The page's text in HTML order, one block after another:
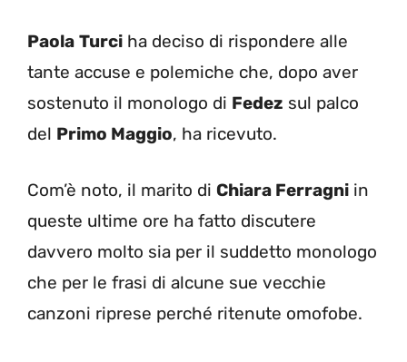
Paola Turci ha deciso di rispondere alle
tante accuse e polemiche che, dopo aver
sostenuto il monologo di Fedez sul palco
del Primo Maggio, ha ricevuto.
Com’è noto, il marito di Chiara Ferragni in
queste ultime ore ha fatto discutere
davvero molto sia per il suddetto monologo
che per le frasi di alcune sue vecchie
canzoni riprese perché ritenute omofobe.